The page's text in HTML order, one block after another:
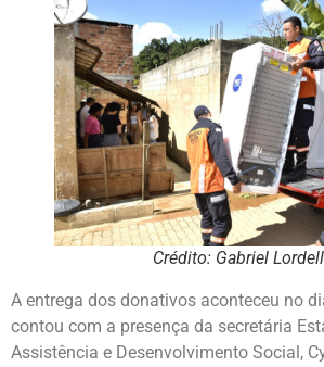
Crédito: Gabriel
A entrega dos donativos aconteceu no
contou com a presença da secretária
Assistência e Desenvolvimento Social,